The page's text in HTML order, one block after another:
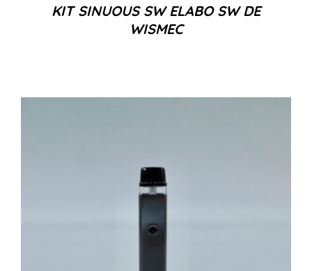
KIT SINUOUS SW ELABO SW DE
WISMEC